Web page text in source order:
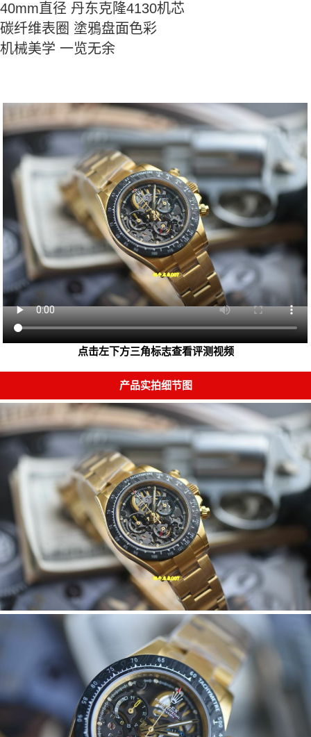
40mm直径 丹东克隆4130机芯
碳纤维表圈 塗鴉盘面色彩
机械美学 一览无余
点击左下方三角标志查看评测视频
产品实拍细节图